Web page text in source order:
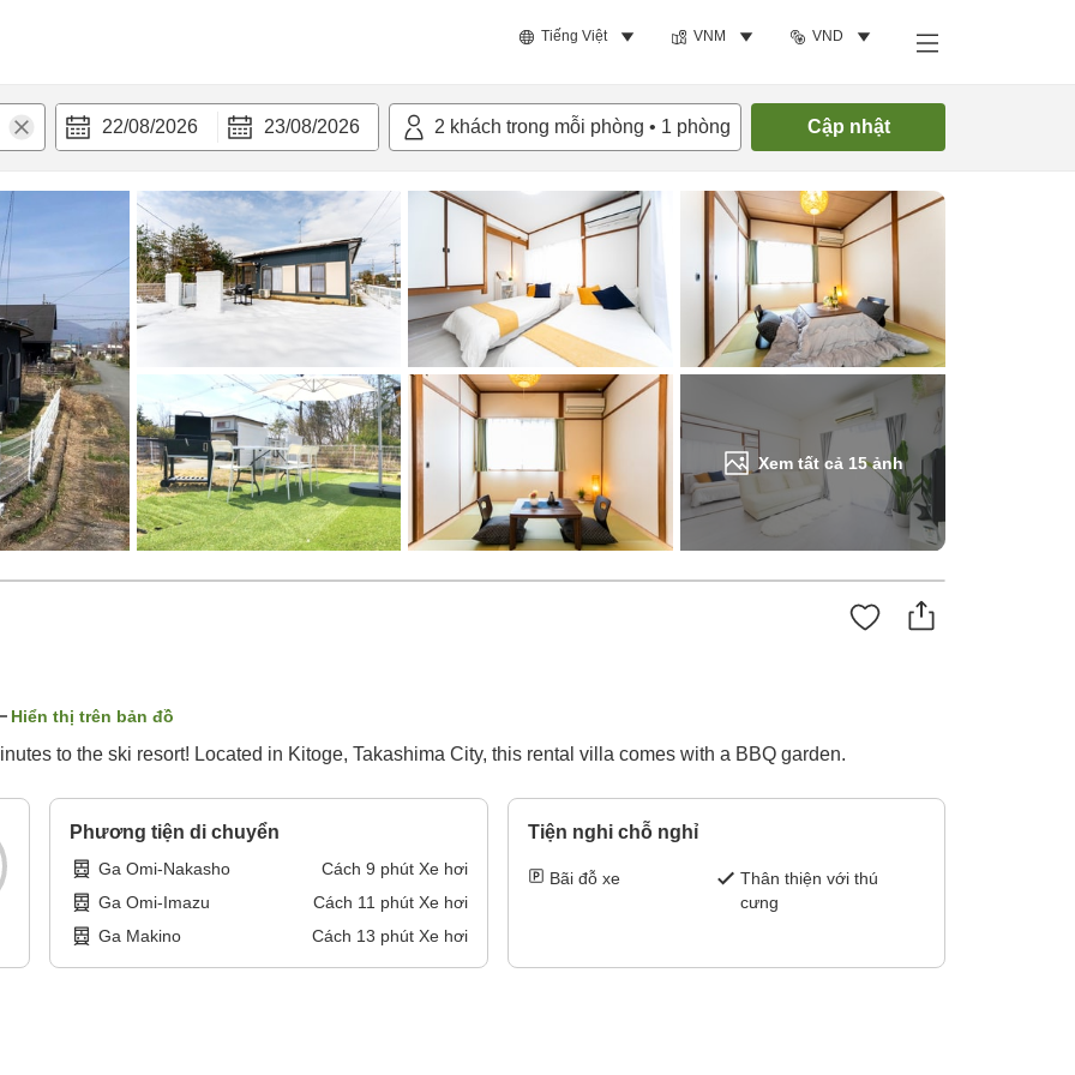
Tiếng Việt VNM VND
22/08/2026 23/08/2026 2 khách trong mỗi phòng • 1 phòng Cập nhật
Xem tất cả 15ảnh
nghi Tìm phòng trống
Hiển thị trên bản đồ
to the ski resort! Located in Kitoge, Takashima City, this rental villa comes with a BBQ garden.
Phương tiện di chuyển
Ga Omi-Nakasho Cách 9 phút Xe hơi
Ga Omi-Imazu
Cách 11 phút Xe hơi
Ga Makino
Cách 13 phút Xe hơi
Tiện nghi chỗ nghỉ
Bãi đỗ xe
Thân thiện với thú
cưng